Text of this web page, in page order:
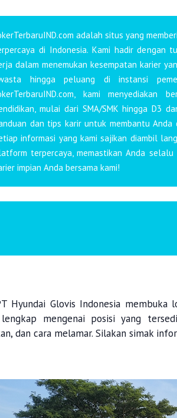
adalah situs yang
di Indonesia. Kami hadir dengan
dalam menemukan kesempatan karier
hingga peluang di instansi
kami menyediakan
mulai dari SMA/SMK hingga D3
dan tips karir untuk membantu Anda
informasi yang kami sajikan diambil
terpercaya, memastikan Anda selalu
impian Anda bersama kami!
Hyundai Glovis Indonesia membuka
mengenai posisi yang
dan cara melamar. Silakan simak